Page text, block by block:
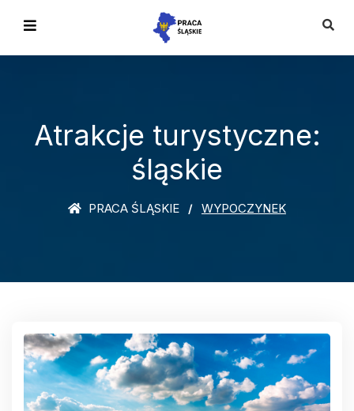
Atrakcje turystyczne:
śląskie
PRACA ŚLĄSKIE WYPOCZYNEK